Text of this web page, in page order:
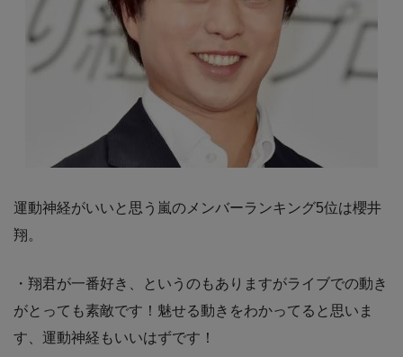
運動神経がいいと思う嵐のメンバーランキング5位は櫻井
翔。
・翔君が一番好き、というのもありますがライブでの動き
がとっても素敵です！魅せる動きをわかってると思いま
す、運動神経もいいはずです！